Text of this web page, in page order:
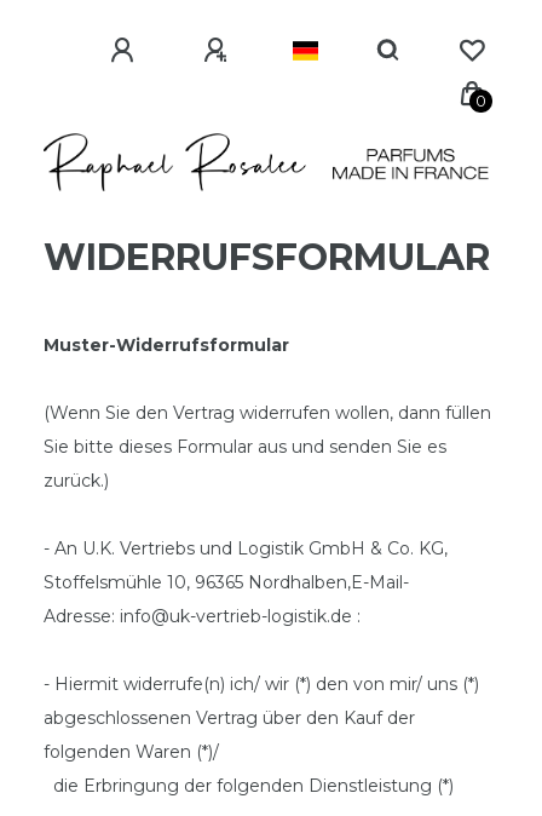
0
WIDERRUFS­FORMULAR
Muster-Widerrufsformular
(Wenn Sie den Vertrag widerrufen wollen, dann füllen
Sie bitte dieses Formular aus und senden Sie es
zurück.)
- An U.K. Vertriebs und Logistik GmbH & Co. KG,
Stoffelsmühle 10, 96365 Nordhalben,E-Mail-
Adresse: info@uk-vertrieb-logistik.de :
- Hiermit widerrufe(n) ich/ wir (*) den von mir/ uns (*)
abgeschlossenen Vertrag über den Kauf der
folgenden Waren (*)/
die Erbringung der folgenden Dienstleistung (*)